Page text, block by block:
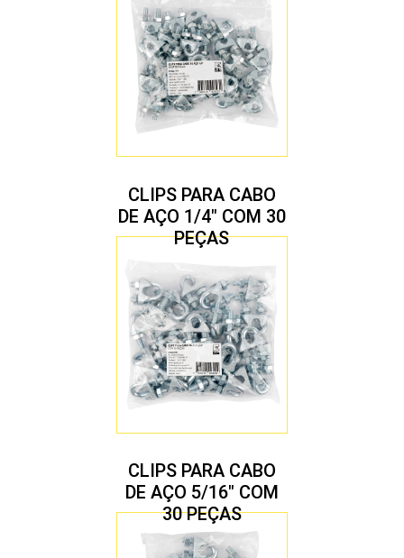
CLIPS PARA CABO
DE AÇO 1/4″ COM 30
PEÇAS
CLIPS PARA CABO
DE AÇO 5/16″ COM
30 PEÇAS